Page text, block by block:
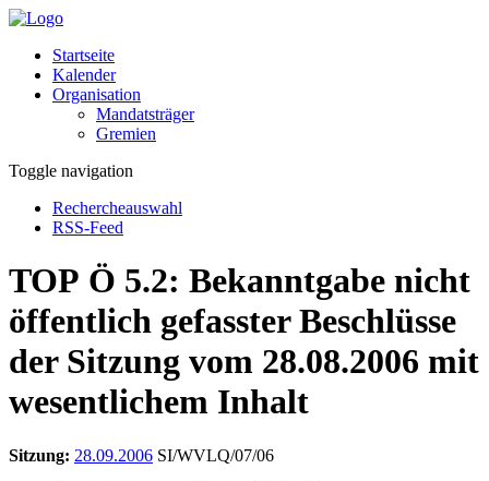
Startseite
Kalender
Organisation
Mandatsträger
Gremien
Toggle navigation
Rechercheauswahl
RSS-Feed
TOP Ö 5.2: Bekanntgabe nicht
öffentlich gefasster Beschlüsse
der Sitzung vom 28.08.2006 mit
wesentlichem Inhalt
Sitzung: 28.09.2006 SI/WVLQ/07/06